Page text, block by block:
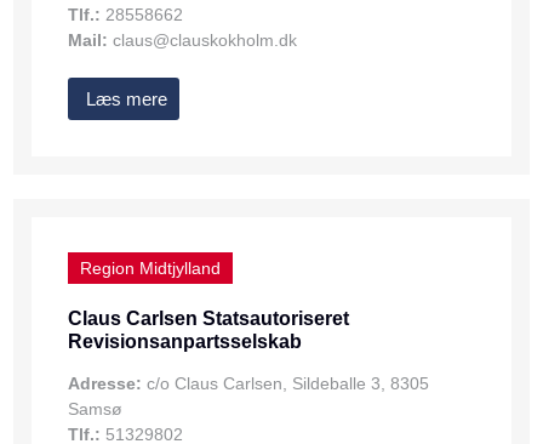
Tlf.: 28558662
Mail: claus@clauskokholm.dk
Læs mere
Region Midtjylland
Claus Carlsen Statsautoriseret
Revisionsanpartsselskab
Adresse: c/o Claus Carlsen, Sildeballe 3, 8305
Samsø
Tlf.: 51329802